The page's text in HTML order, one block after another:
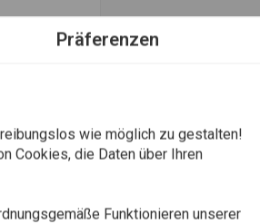
WunschzettelPräferenzen
wie möglich zu gestalten!
Cookies, die Daten über Ihren
Funktionieren unserer